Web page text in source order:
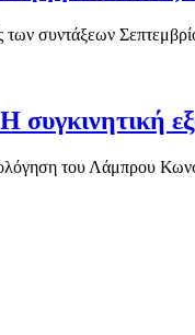
συντάξεων
συγκινητική
του Λάμπρου